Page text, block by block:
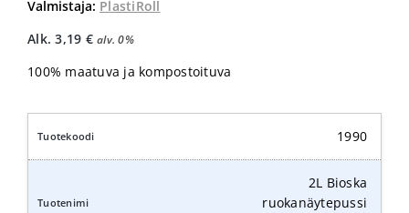
Valmistaja: PlastiRoll
Alk.3,19 € alv. 0%
100% maatuva ja kompostoituva
1990
2L Bioska
ruokanäytepussi